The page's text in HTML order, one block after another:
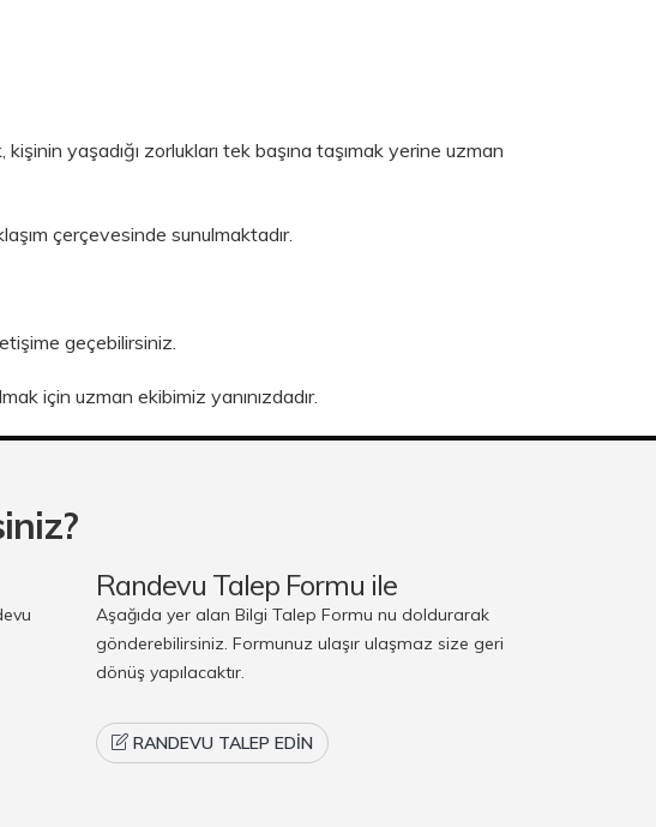
yaşadığı zorlukları tek başına taşımak yerine uzman
çerçevesinde sunulmaktadır.
geçebilirsiniz.
için uzman ekibimiz yanınızdadır.
Randevu Talep Formu ile
Aşağıda yer alan Bilgi Talep Formu nu doldurarak
gönderebilirsiniz. Formunuz ulaşır ulaşmaz size geri
dönüş yapılacaktır.
RANDEVU TALEP EDIN